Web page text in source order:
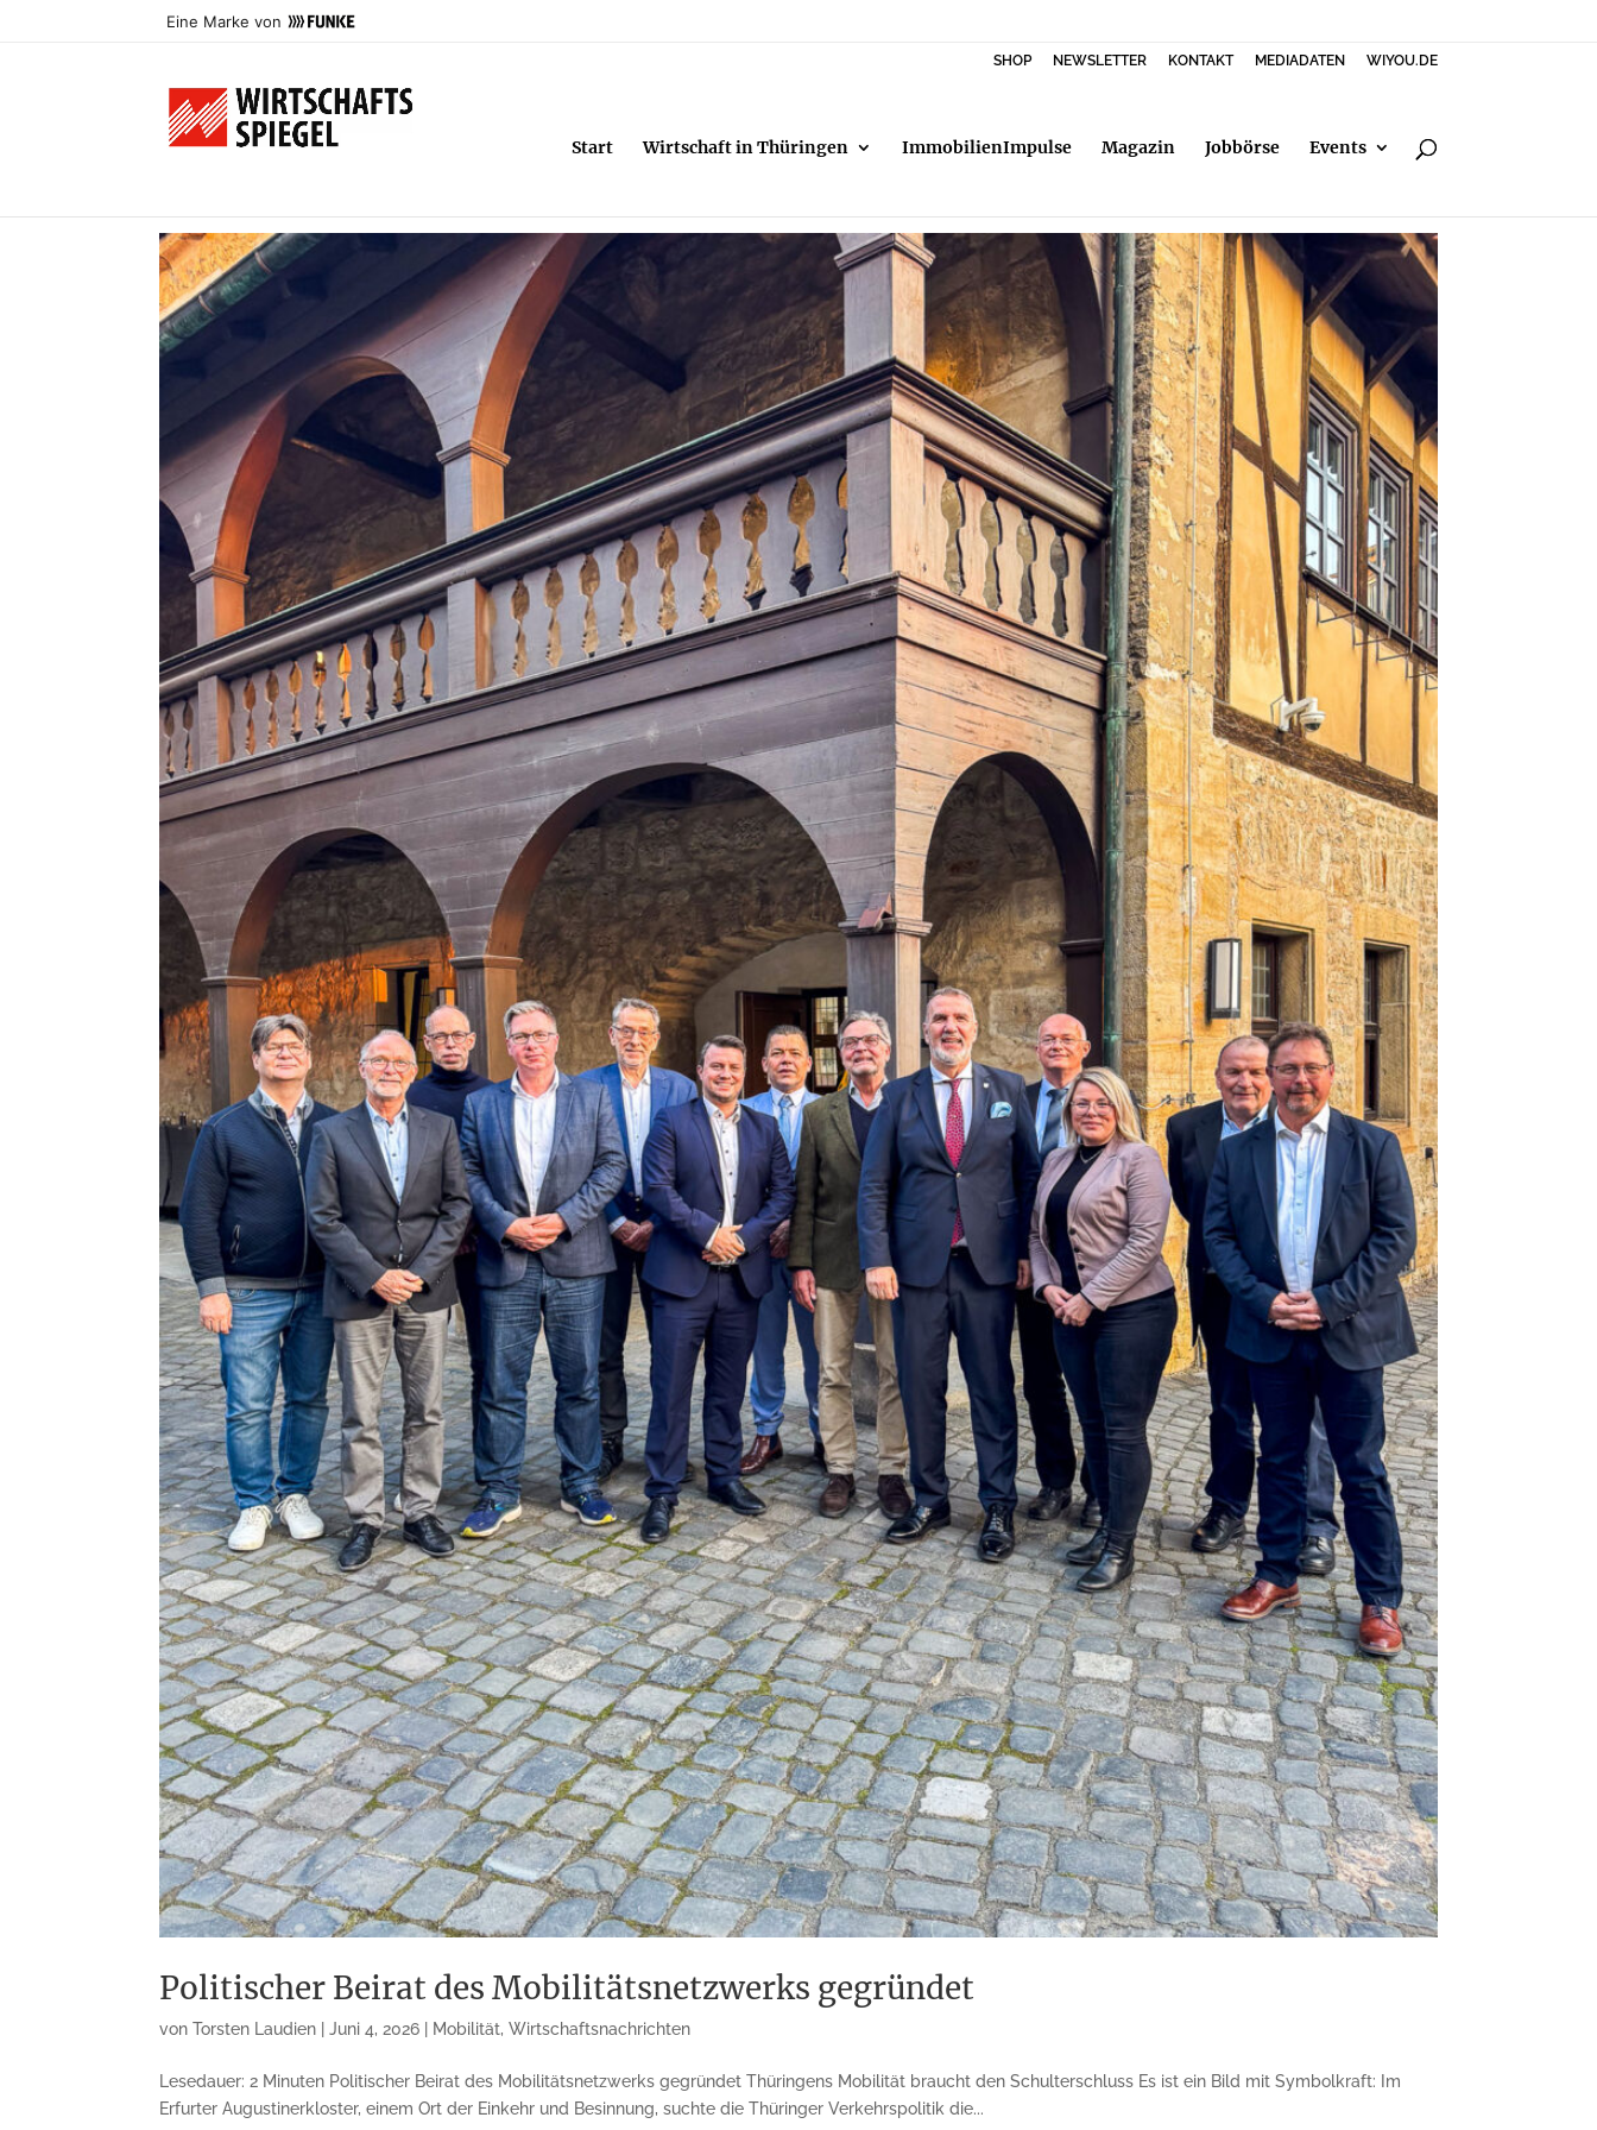
Eine Marke von
SHOP NEWSLETTER KONTAKT MEDIADATEN WIYOU.DE
Start Wirtschaft in Thüringen ImmobilienImpulse Magazin Jobbörse Events
Politischer Beirat des Mobilitätsnetzwerks gegründet
vonTorsten Laudien |Juni 4, 2026 Mobilität,Wirtschaftsnachrichten
Lesedauer: 2 Minuten Politischer Beirat des Mobilitätsnetzwerks gegründet Thüringens Mobilität braucht den Schulterschluss Es ist ein Bild mit Symbolkraft: Im
Erfurter Augustinerkloster, einem Ort der Einkehr und Besinnung, suchte die Thüringer Verkehrspolitik die...